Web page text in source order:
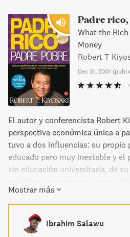
Padre
What the
Money
Robert T
Dec 31, 2001 (
El autor y conferencista Robert
perspectiva económica única a
tuvo a dos influencias: su propio
educado pero muy inestable y
sin educación universitaria, de
toda la vida (con cheques
pero nunca suficientes) rompían
su #Padre rico#: que la clase
trabajan por dinero pero la clase
Mostrar más
Ibrahim Salawu